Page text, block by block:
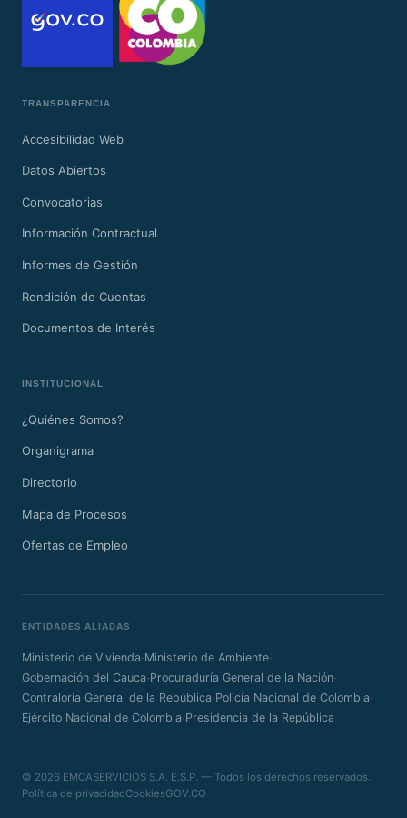
TRANSPARENCIA
Accesibilidad Web
Datos Abiertos
Convocatorias
Información Contractual
Informes de Gestión
Rendición de Cuentas
Documentos de Interés
INSTITUCIONAL
¿Quiénes Somos?
Organigrama
Directorio
Mapa de Procesos
Ofertas de Empleo
ENTIDADES ALIADAS
Ministerio de Vivienda·Ministerio de Ambiente·
Gobernación del Cauca·Procuraduría General de la Nación·
Contraloría General de la República·Policía Nacional de Colombia·
Ejército Nacional de Colombia·Presidencia de la República
© 2026 EMCASERVICIOS S.A. E.S.P. — Todos los derechos reservados.
Política de privacidadCookiesGOV.CO